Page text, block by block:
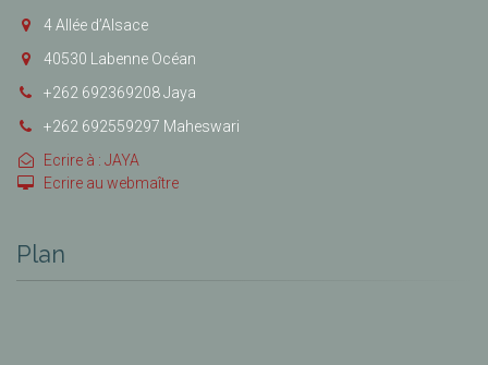
4 Allée d’Alsace
40530 Labenne Océan
+262 692369208 Jaya
+262 692559297 Maheswari
Ecrire à : JAYA
Ecrire au webmaître
Plan